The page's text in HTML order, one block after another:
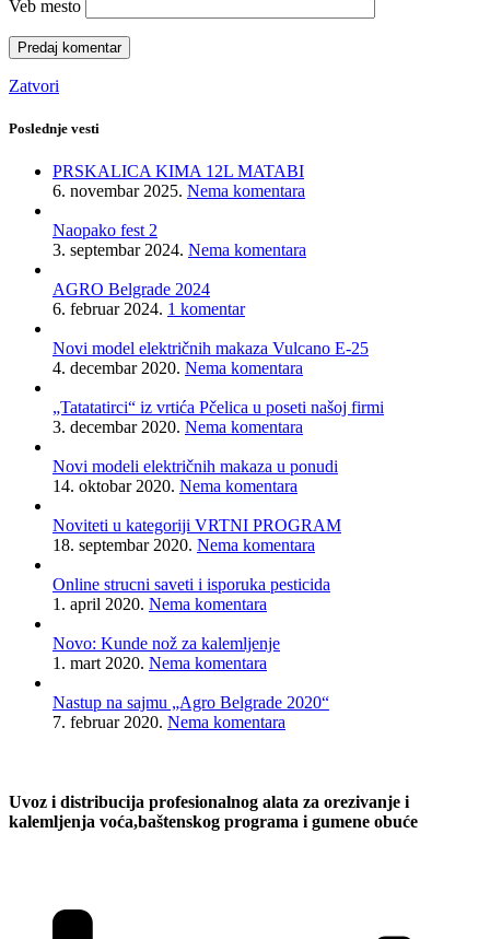
Veb mesto
Zatvori
Poslednje vesti
PRSKALICA KIMA 12L MATABI
6. novembar 2025. Nema komentara
Naopako fest 2
3. septembar 2024. Nema komentara
AGRO Belgrade 2024
6. februar 2024. 1 komentar
Novi model električnih makaza Vulcano E-25
4. decembar 2020. Nema komentara
„Tatatatirci“ iz vrtića Pčelica u poseti našoj firmi
3. decembar 2020. Nema komentara
Novi modeli električnih makaza u ponudi
14. oktobar 2020. Nema komentara
Noviteti u kategoriji VRTNI PROGRAM
18. septembar 2020. Nema komentara
Online strucni saveti i isporuka pesticida
1. april 2020. Nema komentara
Novo: Kunde nož za kalemljenje
1. mart 2020. Nema komentara
Nastup na sajmu „Agro Belgrade 2020“
7. februar 2020. Nema komentara
Uvoz i distribucija profesionalnog alata za orezivanje i
kalemljenja voća,baštenskog programa i gumene obuće